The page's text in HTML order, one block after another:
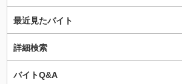
最近見たバイト
詳細検索
バイトQ&A